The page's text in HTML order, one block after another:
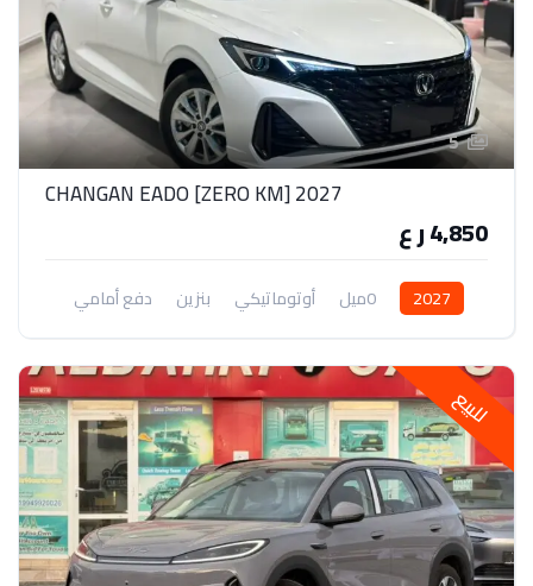
5
2027 [CHANGAN EADO [ZERO KM
4,850 ر ع
2027 0ميل أوتوماتيكي بنزين دفع أمامي
للبيع